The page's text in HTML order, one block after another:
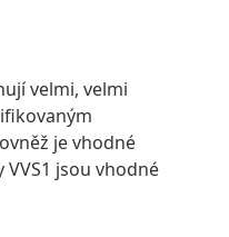
velmi, velmi
je vhodné
jsou vhodné